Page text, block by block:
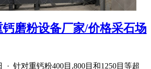
磨粉设备厂家/价格采石场
· 针对重钙粉400目,800目和1250目等超